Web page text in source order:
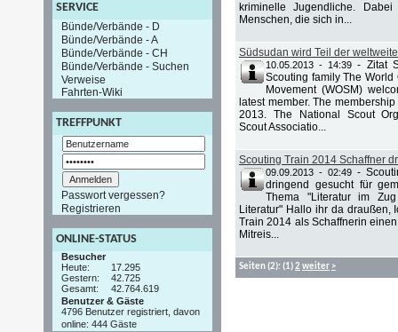
SERVICE
Bünde/Verbände - D
Bünde/Verbände - A
Bünde/Verbände - CH
Bünde/Verbände - Suchen
Verweise
Fahrten-Wiki
TREFFPUNKT
Passwort vergessen?
Registrieren
ONLINE-STATUS
Besucher
Heute:
17.295
Gestern:
42.725
Gesamt:
42.764.619
Benutzer & Gäste
4796 Benutzer registriert, davon
online: 444 Gäste
kriminelle Jugendliche.
Menschen, die sich in...
Südsudan wird Teil der
10.05.2013 - 14:39 - Zitat
Scouting family The
Movement (WOSM)
latest member. The
2013. The National Scout
Scout Associatio...
Scouting Train 2014 Schaffner
09.09.2013 - 02:49 -
dringend gesucht für
Thema "Literatur im
Literatur" Hallo ihr da draußen,
Train 2014 als Schaffnerin
Mitreis...
Seiten(2): (1)2 weiter >